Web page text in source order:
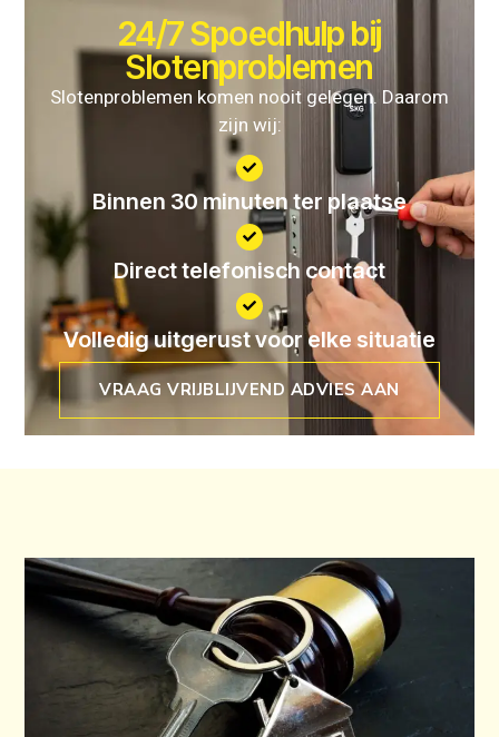
24/7 Spoedhulp bij
Slotenproblemen
Slotenproblemen komen nooit gelegen. Daarom
zijn wij:
Binnen 30 minuten ter plaatse
Direct telefonisch contact
Volledig uitgerust voor elke situatie
VRAAG VRIJBLIJVEND ADVIES AAN